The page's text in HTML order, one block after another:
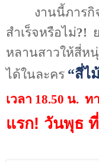
งานนี้ภารกิ
สำเร็จหรือไม่?!
หลานสาวให้สี่ห
ได้ในละคร “สี่ไ
เวลา 18.50 น. ท
แรก! วันพุธ